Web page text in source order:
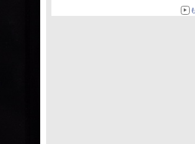
田北口店」で「ご来店記念コース」を
～コース名を変更したのはNVIDIAに